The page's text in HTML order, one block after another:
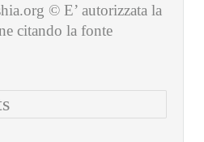
© E’ autorizzata la
citando la fonte